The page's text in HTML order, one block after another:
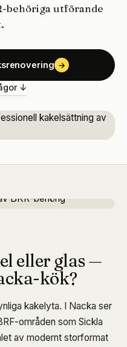
behöriga utförande
→
↓
eller glas —
kök?
kakelyta. I Nacka ser
områden som Sickla
av modernt storformat